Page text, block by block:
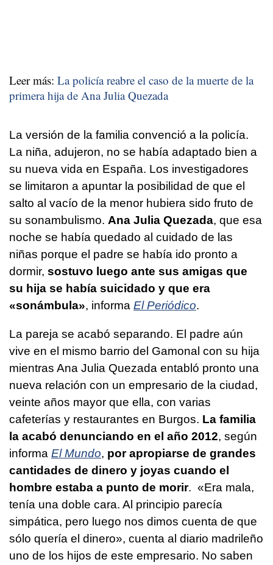
Leer más: La policía reabre el caso de la muerte de la
primera hija de Ana Julia Quezada
La versión de la familia convenció a la policía.
La niña, adujeron, no se había adaptado bien a
su nueva vida en España. Los investigadores
se limitaron a apuntar la posibilidad de que el
salto al vacío de la menor hubiera sido fruto de
su sonambulismo. Ana Julia Quezada, que esa
noche se había quedado al cuidado de las
niñas porque el padre se había ido pronto a
dormir, sostuvo luego ante sus amigas que
su hija se había suicidado y que era
«sonámbula», informa El Periódico.
La pareja se acabó separando. El padre aún
vive en el mismo barrio del Gamonal con su hija
mientras Ana Julia Quezada entabló pronto una
nueva relación con un empresario de la ciudad,
veinte años mayor que ella, con varias
cafeterías y restaurantes en Burgos. La familia
la acabó denunciando en el año 2012, según
informa El Mundo, por apropiarse de grandes
cantidades de dinero y joyas cuando el
hombre estaba a punto de morir. «Era mala,
tenía una doble cara. Al principio parecía
simpática, pero luego nos dimos cuenta de que
sólo quería el dinero», cuenta al diario madrileño
uno de los hijos de este empresario. No saben